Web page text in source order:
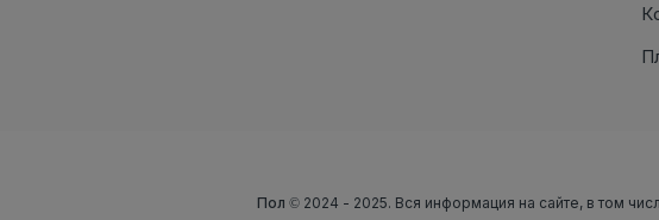
Пол © 2024 - 2025. Вся информация на сайте, в том